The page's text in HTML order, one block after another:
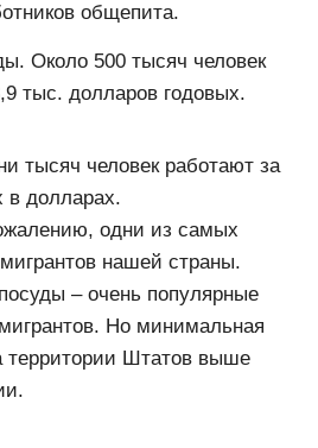
общепита.
Около 500 тысяч человек
тыс. долларов годовых.
тысяч человек работают за
в долларах.
одни из самых
нашей страны.
– очень популярные
Но минимальная
территории Штатов выше